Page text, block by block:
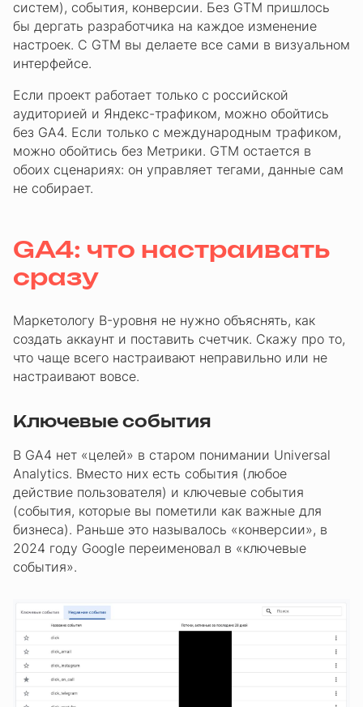
систем), события, конверсии. Без GTM пришлось
бы дергать разработчика на каждое изменение
настроек. С GTM вы делаете все сами в визуальном
интерфейсе.
Если проект работает только с российской
аудиторией и Яндекс-трафиком, можно обойтись
без GA4. Если только с международным трафиком,
можно обойтись без Метрики. GTM остается в
обоих сценариях: он управляет тегами, данные сам
не собирает.
GA4: что настраивать
сразу
Маркетологу B-уровня не нужно объяснять, как
создать аккаунт и поставить счетчик. Скажу про то,
что чаще всего настраивают неправильно или не
настраивают вовсе.
Ключевые события
В GA4 нет «целей» в старом понимании Universal
Analytics. Вместо них есть события (любое
действие пользователя) и ключевые события
(события, которые вы пометили как важные для
бизнеса). Раньше это называлось «конверсии», в
2024 году Google переименовал в «ключевые
события».